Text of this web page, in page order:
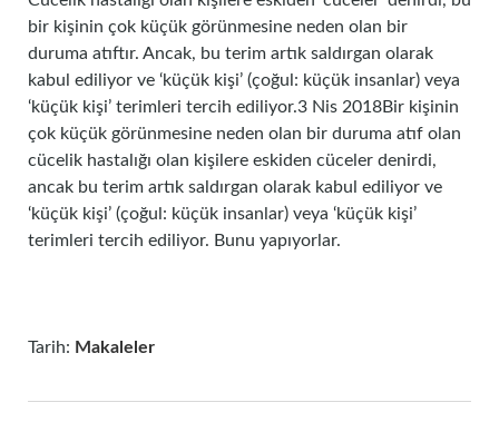
bir kişinin çok küçük görünmesine neden olan bir
duruma atıftır. Ancak, bu terim artık saldırgan olarak
kabul ediliyor ve ‘küçük kişi’ (çoğul: küçük insanlar) veya
‘küçük kişi’ terimleri tercih ediliyor.3 Nis 2018Bir kişinin
çok küçük görünmesine neden olan bir duruma atıf olan
cücelik hastalığı olan kişilere eskiden cüceler denirdi,
ancak bu terim artık saldırgan olarak kabul ediliyor ve
‘küçük kişi’ (çoğul: küçük insanlar) veya ‘küçük kişi’
terimleri tercih ediliyor. Bunu yapıyorlar.
Tarih: Makaleler